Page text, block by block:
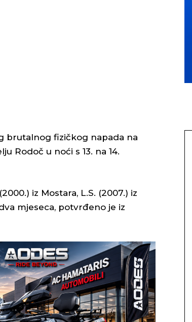
brutalnog fizičkog napada na
Rodoč u noći s 13. na 14.
iz Mostara, L.S. (2007.) iz
mjeseca, potvrđeno je iz